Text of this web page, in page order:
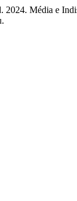
Média e